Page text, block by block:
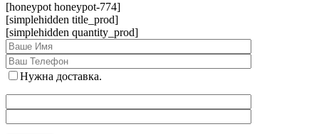
[honeypot honeypot-774]
[simplehidden title_prod]
[simplehidden quantity_prod]
Нужна доставка.